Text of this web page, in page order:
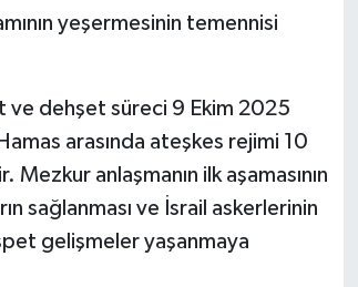
yeşermesinin temennisi
ve dehşet süreci 9 Ekim 2025
arasında ateşkes rejimi 10
anlaşmanın ilk aşamasının
sağlanması ve İsrail askerlerinin
gelişmeler yaşanmaya